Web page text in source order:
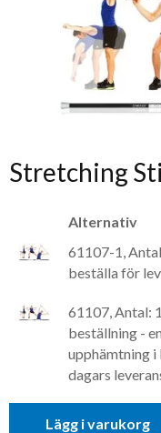
Stretching
Alternativ
61107-1,
beställa för
61107, Antal:
beställning -
upphämtning i
dagars
Lägg i varukorg